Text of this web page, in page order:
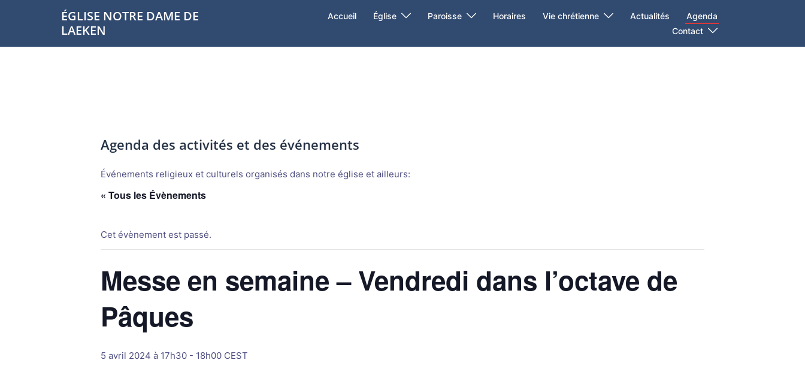
ÉGLISE NOTRE DAME DE
LAEKEN
Accueil Église Paroisse Horaires Vie chrétienne Actualités
Agenda
Contact
Agenda des activités et des événements
Événements religieux et culturels organisés dans notre église et ailleurs:
« Tous les Évènements
Cet évènement est passé.
Messe en semaine – Vendredi dans l’octave de
Pâques
5 avril 2024 à 17h30 - 18h00 CEST